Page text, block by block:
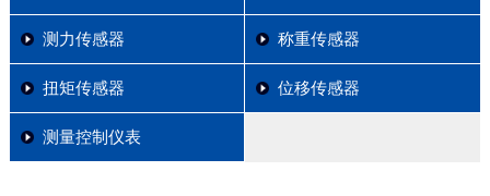
测力传感器 称重传感器
扭矩传感器 位移传感器
测量控制仪表